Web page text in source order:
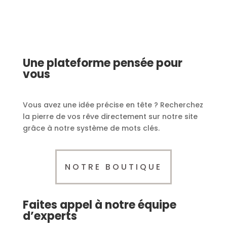
Une plateforme pensée pour
vous
Vous avez une idée précise en tête ? Recherchez
la pierre de vos rêve directement sur notre site
grâce à notre système de mots clés.
NOTRE BOUTIQUE
Faites appel à notre équipe
d’experts